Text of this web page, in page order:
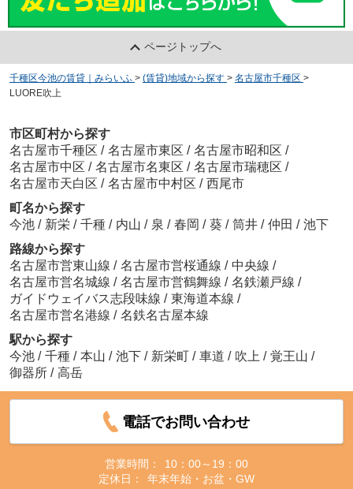
ページトップへ
千種区今池の賃貸｜みらいふ > (賃貸)地域から探す > 名古屋市千種区 >
LUORE吹上
市区町村から探す
名古屋市千種区 / 名古屋市東区 / 名古屋市昭和区 /
名古屋市中区 / 名古屋市名東区 / 名古屋市瑞穂区 /
名古屋市天白区 / 名古屋市中村区 / 西尾市
町名から探す
今池 / 新栄 / 千種 / 内山 / 泉 / 春岡 / 葵 / 筒井 / 仲田 / 池下
路線から探す
名古屋市営東山線 / 名古屋市営桜通線 / 中央線 /
名古屋市営名城線 / 名古屋市営鶴舞線 / 名鉄瀬戸線 /
ガイドウェイバス志段味線 / 東海道本線 /
名古屋市営名港線 / 名鉄名古屋本線
駅から探す
今池 / 千種 / 本山 / 池下 / 新栄町 / 車道 / 吹上 / 覚王山 /
御器所 / 高岳
電話でお問い合わせ
営業時間：
10：00～19：00
定休日：
年末年始・お盆・GW